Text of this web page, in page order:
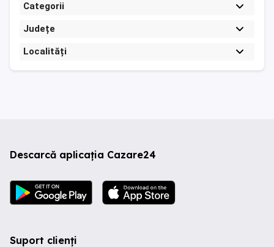
Categorii
Județe
Localități
Descarcă aplicația Cazare24
Suport clienți